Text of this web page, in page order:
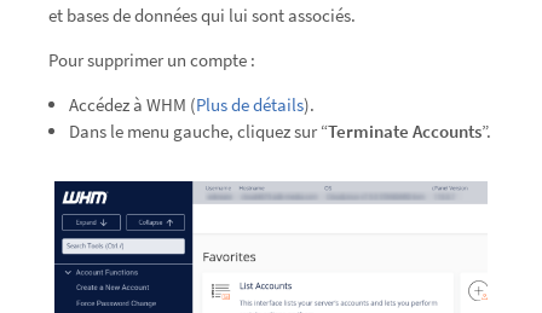
et bases de données qui lui sont associés.
Pour supprimer un compte :
Accédez à WHM (Plus de détails).
Dans le menu gauche, cliquez sur “Terminate Accounts”.